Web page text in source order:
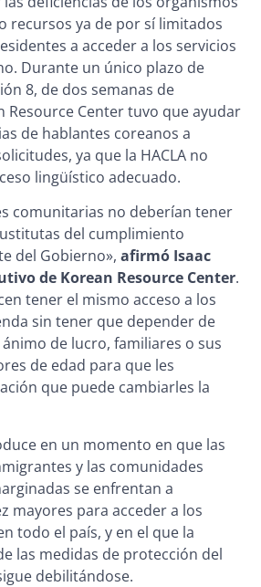
recursos ya de por sí limitados
a acceder a los servicios
Durante un único plazo de
8, de dos semanas de
Resource Center tuvo que ayudar
de hablantes coreanos a
ya que la HACLA no
lingüístico adecuado.
comunitarias no deberían tener
del cumplimiento
del Gobierno», afirmó Isaac
de Korean Resource Center.
tener el mismo acceso a los
sin tener que depender de
de lucro, familiares o sus
de edad para que les
que puede cambiarles la
en un momento en que las
y las comunidades
se enfrentan a
mayores para acceder a los
todo el país, y en el que la
las medidas de protección del
debilitándose.